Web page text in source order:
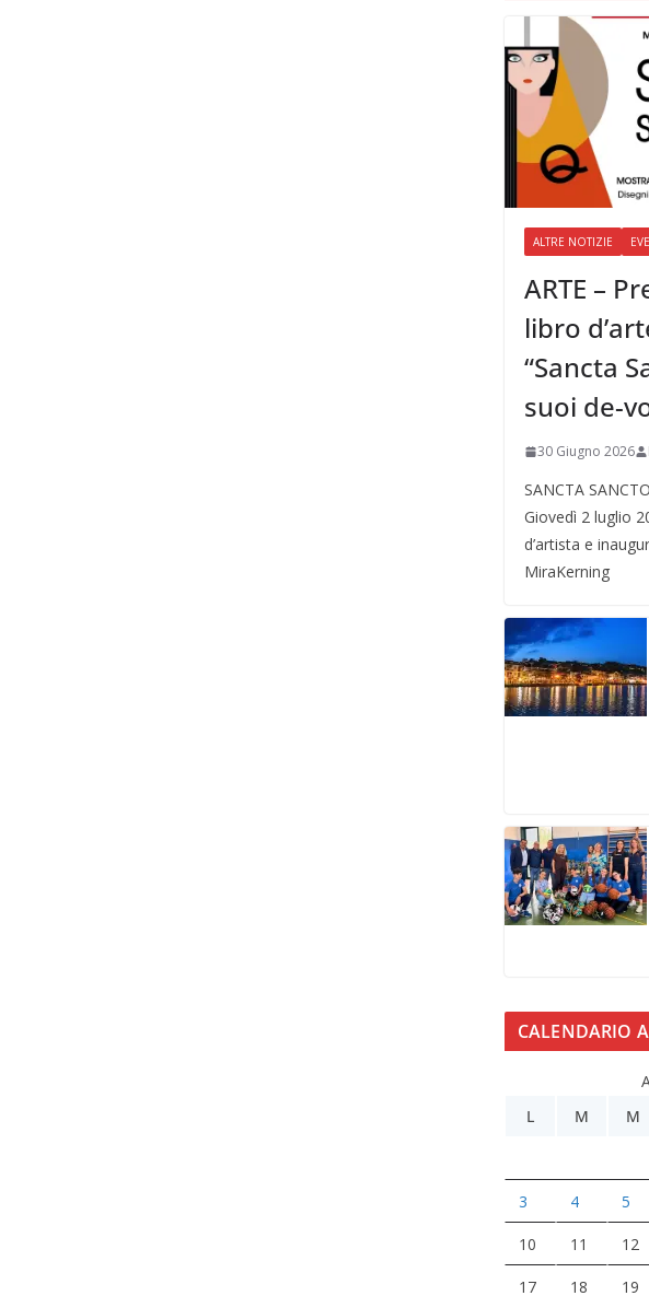
ALTRE NOTIZIE
ARTE –
libro
“Sancta
suoi de-
30 Giugno 2026
SANCTA
Giovedì 2 luglio
d’artista e
MiraKerning
CALENDARIO
L
M M
3 4 5
10 11 12
17 18 19